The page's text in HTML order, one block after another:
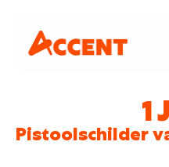
1
Pistoolschilder